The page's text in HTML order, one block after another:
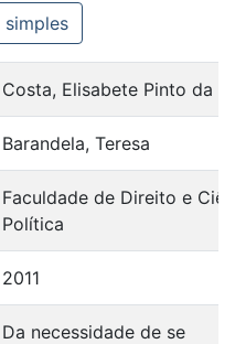
Costa, Elisabete Pinto da
Barandela, Teresa
Faculdade de Direito e
Política
2011
Da necessidade de se